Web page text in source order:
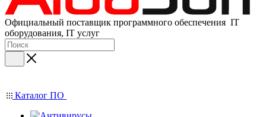
Официальный поставщик программного обеспечения IT
оборудования, IT услуг
Каталог ПО